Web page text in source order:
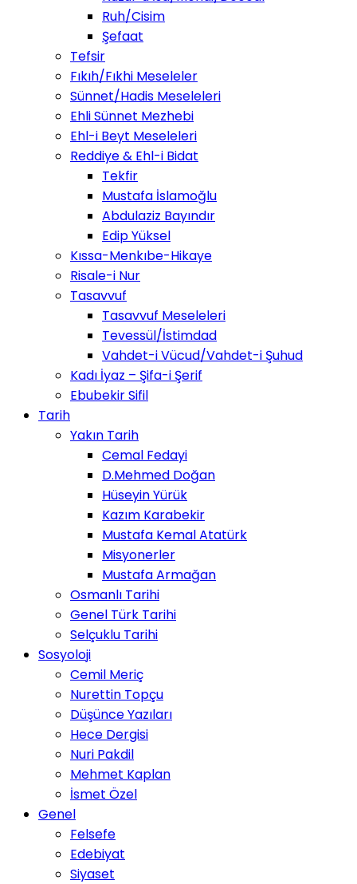
Ruh/Cisim
Şefaat
Tefsir
Fıkıh/Fıkhi Meseleler
Sünnet/Hadis Meseleleri
Ehli Sünnet Mezhebi
Ehl-i Beyt Meseleleri
Reddiye & Ehl-i Bidat
Tekfir
Mustafa İslamoğlu
Abdulaziz Bayındır
Edip Yüksel
Kıssa-Menkıbe-Hikaye
Risale-i Nur
Tasavvuf
Tasavvuf Meseleleri
Tevessül/İstimdad
Vahdet-i Vücud/Vahdet-i Şuhud
Kadı İyaz – Şifa-i Şerif
Ebubekir Sifil
Tarih
Yakın Tarih
Cemal Fedayi
D.Mehmed Doğan
Hüseyin Yürük
Kazım Karabekir
Mustafa Kemal Atatürk
Misyonerler
Mustafa Armağan
Osmanlı Tarihi
Genel Türk Tarihi
Selçuklu Tarihi
Sosyoloji
Cemil Meriç
Nurettin Topçu
Düşünce Yazıları
Hece Dergisi
Nuri Pakdil
Mehmet Kaplan
İsmet Özel
Genel
Felsefe
Edebiyat
Siyaset